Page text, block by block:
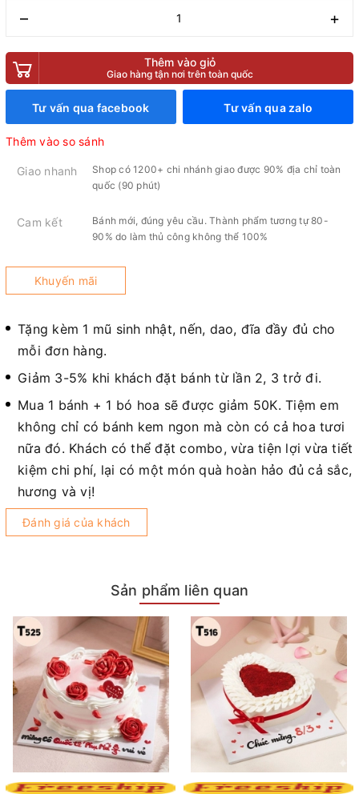
– +
Thêm vào giỏ
Giao hàng tận nơi trên toàn quốc
Tư vấn qua facebook Tư vấn qua zalo
Thêm vào so sánh
Giao nhanh
Shop có 1200+ chi nhánh giao được 90% địa chỉ toàn
quốc (90 phút)
Cam kết
Bánh mới, đúng yêu cầu. Thành phẩm tương tự 80-
90% do làm thủ công không thể 100%
Khuyến mãi
Tặng kèm 1 mũ sinh nhật, nến, dao, đĩa đầy đủ cho
mỗi đơn hàng.
Giảm 3-5% khi khách đặt bánh từ lần 2, 3 trở đi.
Mua 1 bánh + 1 bó hoa sẽ được giảm 50K. Tiệm em
không chỉ có bánh kem ngon mà còn có cả hoa tươi
nữa đó. Khách có thể đặt combo, vừa tiện lợi vừa tiết
kiệm chi phí, lại có một món quà hoàn hảo đủ cả sắc,
hương và vị!
Đánh giá của khách
Sản phẩm liên quan